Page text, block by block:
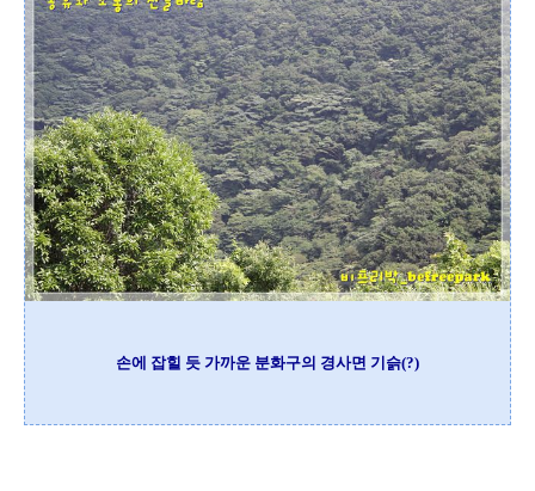
손에 잡힐 듯 가까운 분화구의 경사면 기슭(?)